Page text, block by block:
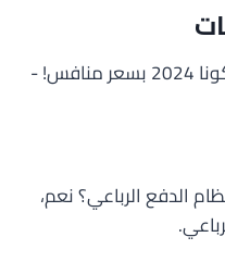
متوفرة بنظام الدفع الرباعي؟ نعم،